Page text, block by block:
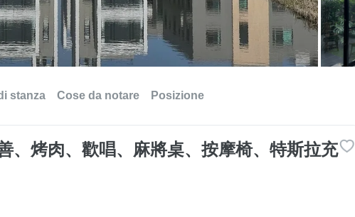
stanza Cose da notare Posizione
、烤肉、歡唱、麻將桌、按摩椅、特斯拉充